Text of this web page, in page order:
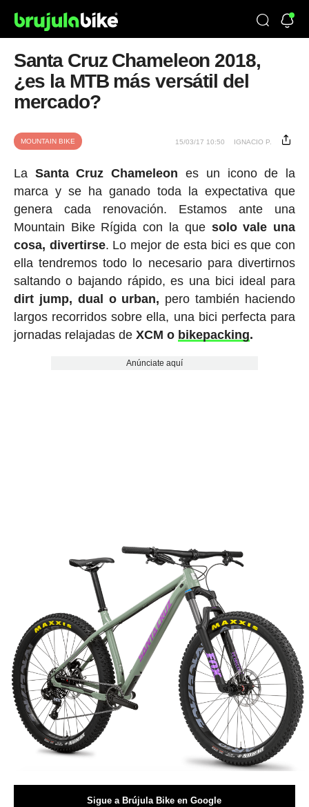
Santa Cruz Chameleon 2018,
¿es la MTB más versátil del
mercado?
MOUNTAIN BIKE 15/03/17 10:50 IGNACIO P.
La Santa Cruz Chameleon es un icono de la
marca y se ha ganado toda la expectativa que
genera cada renovación. Estamos ante una
Mountain Bike Rígida con la que solo vale una
cosa, divertirse. Lo mejor de esta bici es que con
ella tendremos todo lo necesario para divertirnos
saltando o bajando rápido, es una bici ideal para
dirt jump, dual o urban, pero también haciendo
largos recorridos sobre ella, una bici perfecta para
jornadas relajadas de XCM o bikepacking.
Anúnciate aquí
Sigue a Brújula Bike en Google